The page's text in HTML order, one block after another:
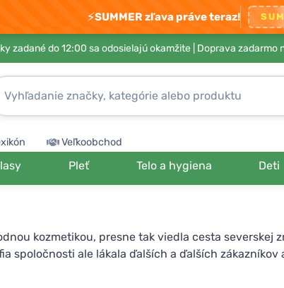
⚡SUMMER zľava práve teraz!
zadané do 12:00 sa odosielajú okamžite | Doprava zadarmo
Veľkoobchod
Pleť Telo a hygiena Deti
kozmetikou, presne tak viedla cesta severskej
spoločnosti ale lákala ďalších a ďalších
Urtekram si veľmi zakladá na prírodnom